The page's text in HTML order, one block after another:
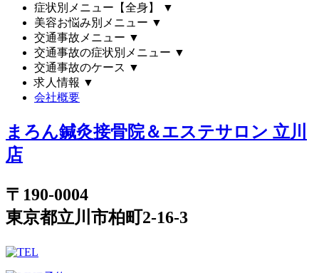
症状別メニュー【全身】
▼
美容お悩み別メニュー ▼
交通事故メニュー ▼
交通事故の症状別メニュー ▼
交通事故のケース ▼
求人情報 ▼
会社概要
まろん鍼灸接骨院＆エステサロン 立川
店
〒190-0004
東京都立川市柏町2-16-3